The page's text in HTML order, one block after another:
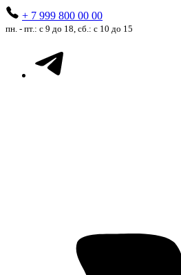
+ 7 999 800 00 00
пн. - пт.: с 9 до 18, сб.: с 10 до 15